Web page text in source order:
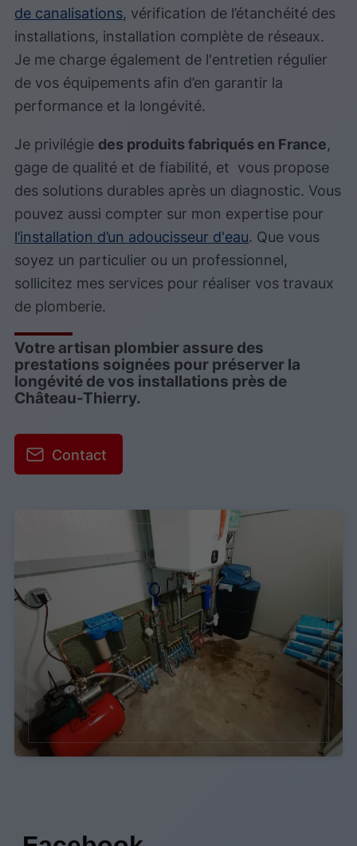
de canalisations, vérification de l’étanchéité des
installations, installation complète de réseaux.
Je me charge également de l'entretien régulier
de vos équipements afin d’en garantir la
performance et la longévité.
Je privilégie des produits fabriqués en France,
gage de qualité et de fiabilité, et vous propose
des solutions durables après un diagnostic. Vous
pouvez aussi compter sur mon expertise pour
l’installation d’un adoucisseur d'eau. Que vous
soyez un particulier ou un professionnel,
sollicitez mes services pour réaliser vos travaux
de plomberie.
Votre artisan plombier assure des
prestations soignées pour préserver la
longévité de vos installations près de
Château-Thierry.
Contact